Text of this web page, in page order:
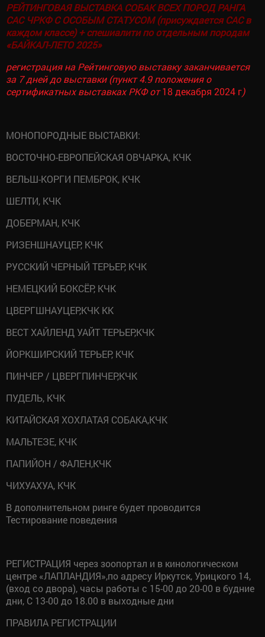
РЕЙТИНГОВАЯ ВЫСТАВКА СОБАК ВСЕХ ПОРОД РАНГА
САС ЧРКФ С ОСОБЫМ СТАТУСОМ (присуждается САС в
каждом классе) + спешиалити по отдельным породам
«БАЙКАЛ-ЛЕТО 2025»
регистрация на Рейтинговую выставку заканчивается
за 7 дней до выставки (пункт 4.9 положения о
сертификатных выставках РКФ от18 декабря 2024 г)
МОНОПОРОДНЫЕ ВЫСТАВКИ:
ВОСТОЧНО-ЕВРОПЕЙСКАЯ ОВЧАРКА, КЧК
ВЕЛЬШ-КОРГИ ПЕМБРОК, КЧК
ШЕЛТИ, КЧК
ДОБЕРМАН, КЧК
РИЗЕНШНАУЦЕР, КЧК
РУССКИЙ ЧЕРНЫЙ ТЕРЬЕР, КЧК
НЕМЕЦКИЙ БОКСЁР, КЧК
ЦВЕРГШНАУЦЕР,КЧК КК
ВЕСТ ХАЙЛЕНД УАЙТ ТЕРЬЕР,КЧК
ЙОРКШИРСКИЙ ТЕРЬЕР, КЧК
ПИНЧЕР / ЦВЕРГПИНЧЕР,КЧК
ПУДЕЛЬ, КЧК
КИТАЙСКАЯ ХОХЛАТАЯ СОБАКА,КЧК
МАЛЬТЕЗЕ, КЧК
ПАПИЙОН / ФАЛЕН,КЧК
ЧИХУАХУА, КЧК
В дополнительном ринге будет проводится
Тестирование поведения
РЕГИСТРАЦИЯ через зоопортал и в кинологическом
центре «ЛАПЛАНДИЯ»,по адресу Иркутск, Урицкого 14,
(вход со двора), часы работы с 15-00 до 20-00 в будние
дни, С 13-00 до 18.00 в выходные дни
ПРАВИЛА РЕГИСТРАЦИИ